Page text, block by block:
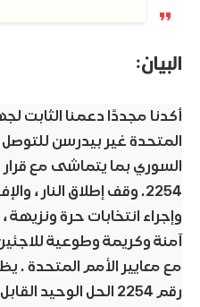
البيان:
أكدنا مجددًا دعمنا الثابت
المتحدة غير بيدرسن
السوري بما يتماشى مع
2254. وقف إطلاق النار ،
وإجراء انتخابات حرة
آمنة وكريمة وطوعية
مع معايير الأمم المتحدة .
رقم 2254 الحل الوحيد